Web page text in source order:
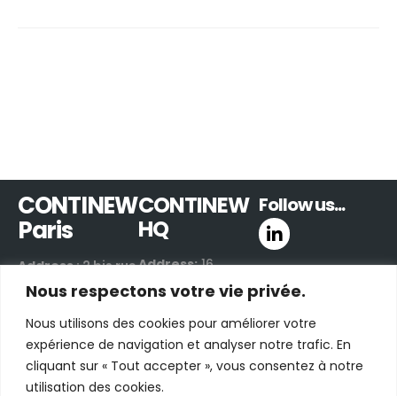
Nous respectons votre vie privée.
Nous utilisons des cookies pour améliorer votre
expérience de navigation et analyser notre trafic. En
cliquant sur « Tout accepter », vous consentez à notre
utilisation des cookies.
CONTINEW
Paris
Address: 2 bis rue
de Villiers
Perret | France
Email:contact us
by e-mail
CONTINEW
HQ
Address:16
Boulevard de
42300 Roanne |
France
Email: contact us
by e-mail
Follow us...